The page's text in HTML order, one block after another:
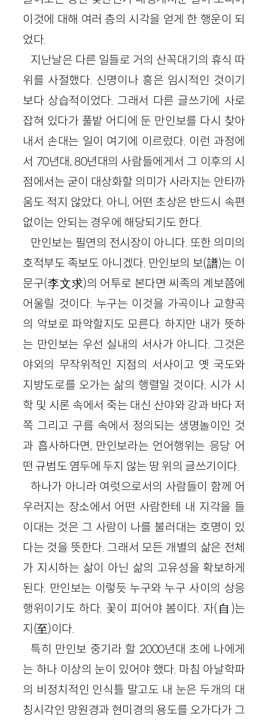
이것에 대해 여러 층의 시각을 얻게 한 행운이 되
었다.
지난날은 다른 일들로 거의 산꼭대기의 휴식 따
위를 사절했다. 신명이나 흥은 임시적인 것이기
보다 상습적이었다. 그래서 다른 글쓰기에 사로
잡혀 있다가 풀밭 어디에 둔 만인보를 다시 찾아
내서 손대는 일이 여기에 이르렀다. 이런 과정에
서 70년대, 80년대의 사람들에게서 그 이후의 시
점에서는 굳이 대상화할 의미가 사라지는 안타까
움도 적지 않았다. 아니, 어떤 초상은 반드시 속편
없이는 안되는 경우에 해당되기도 한다.
만인보는 필연의 전시장이 아니다. 또한 의미의
호적부도 족보도 아니겠다. 만인보의 보(譜)는 이
문구(李文求)의 어투로 본다면 씨족의 계보쯤에
어울릴 것이다. 누구는 이것을 가곡이나 교향곡
의 악보로 파악할지도 모른다. 하지만 내가 뜻하
는 만인보는 우선 실내의 서사가 아니다. 그것은
야외의 무작위적인 지점의 서사이고 옛 국도와
지방도로를 오가는 삶의 행렬일 것이다. 시가 시
학 및 시론 속에서 죽는 대신 산야와 강과 바다 저
쪽 그리고 구름 속에서 정의되는 생명놀이인 것
과 흡사하다면, 만인보라는 언어행위는 응당 어
떤 규범도 염두에 두지 않는 땅 위의 글쓰기이다.
하나가 아니라 여럿으로서의 사람들이 함께 어
우러지는 장소에서 어떤 사람한테 내 지각을 들
이대는 것은 그 사람이 나를 불러대는 호명이 있
다는 것을 뜻한다. 그래서 모든 개별의 삶은 전체
가 지시하는 삶이 아닌 삶의 고유성을 확보하게
된다. 만인보는 이렇듯 누구와 누구 사이의 상응
행위이기도 하다. 꽃이 피어야 봄이다. 자(自)는
지(至)이다.
특히 만인보 중기라 할 2000년대 초에 나에게
는 하나 이상의 눈이 있어야 했다. 마침 아날학파
의 비정치적인 인식틀 말고도 내 눈은 두개의 대
칭시각인 망원경과 현미경의 용도를 오가다가 그